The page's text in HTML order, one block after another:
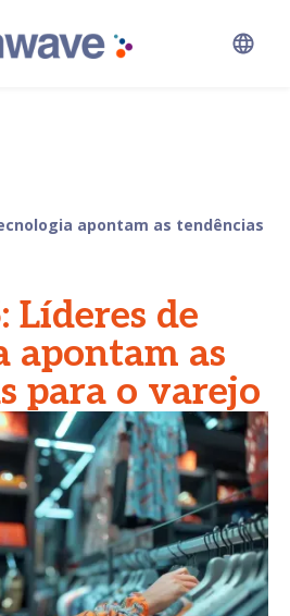
apontam as tendências
Líderes de
apontam as
para o varejo